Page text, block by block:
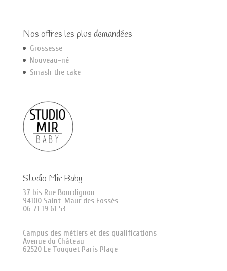
Nos offres les plus demandées
Grossesse
Nouveau-né
Smash the cake
Studio Mir Baby
37 bis Rue Bourdignon
94100 Saint-Maur des Fossés
06 71 19 61 53
Campus des métiers et des qualifications
Avenue du Château
62520 Le Touquet Paris Plage